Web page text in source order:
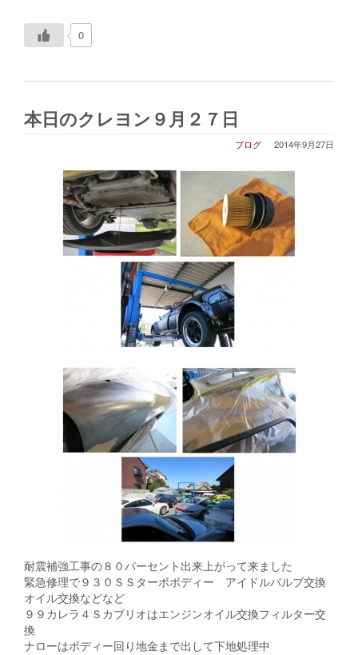
0
本日のクレヨン９月２７日
2014年9月27日
ブログ
耐震補強工事の８０パーセント出来上がって来ました
緊急修理で９３０ＳＳターボボディー アイドルバルブ交換
オイル交換などなど
９９カレラ４Ｓカブリオはエンジンオイル交換フィルター交
換
ナローはボディー回り地金まで出して下地処理中